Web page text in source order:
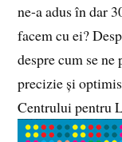
ne-a adus în dar
facem cu ei?
despre cum se
precizie și
Centrului pentru